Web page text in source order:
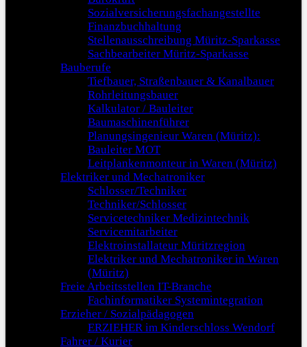
Sozialversicherungsfachangestellte
Finanzbuchhaltung
Stellenausschreibung Müritz-Sparkasse
Sachbearbeiter Müritz-Sparkasse
Bauberufe
Tiefbauer, Straßenbauer & Kanalbauer
Rohrleitungsbauer
Kalkulator / Bauleiter
Baumaschinenführer
Planungsingenieur Waren (Müritz):
Bauleiter MOT
Leitplankenmonteur in Waren (Müritz)
Elektriker und Mechatroniker
Schlosser/Techniker
Techniker/Schlosser
Servicetechniker Medizintechnik
Servicemitarbeiter
Elektroinstallateur Müritzregion
Elektriker und Mechatroniker in Waren
(Müritz)
Freie Arbeitsstellen IT-Branche
Fachinformatiker Systemintegration
Erzieher / Sozialpädagogen
ERZIEHER im Kinderschloss Wendorf
Fahrer / Kurier